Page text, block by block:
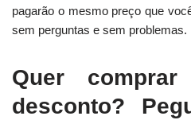
pagarão o mesmo preço que
sem perguntas e sem problemas.
Quer
desconto?